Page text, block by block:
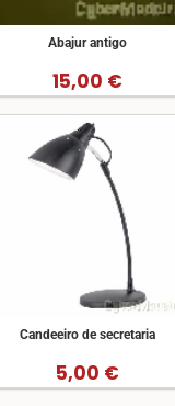
Abajur antigo
15,00 €
Candeeiro de secretaria
5,00 €